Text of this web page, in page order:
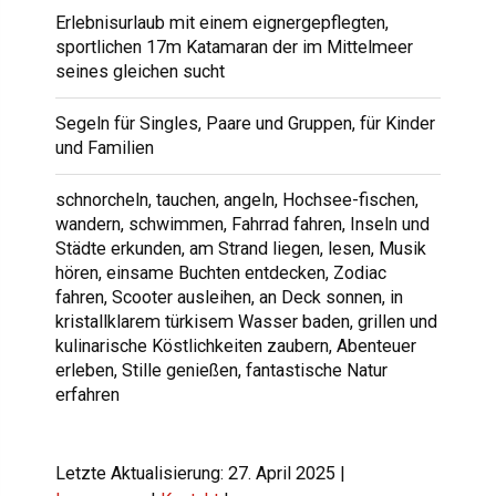
Erlebnisurlaub mit einem eignergepflegten,
sportlichen 17m Katamaran der im Mittelmeer
seines gleichen sucht
Segeln für Singles, Paare und Gruppen, für Kinder
und Familien
schnorcheln, tauchen, angeln, Hochsee-fischen,
wandern, schwimmen, Fahrrad fahren, Inseln und
Städte erkunden, am Strand liegen, lesen, Musik
hören, einsame Buchten entdecken, Zodiac
fahren, Scooter ausleihen, an Deck sonnen, in
kristallklarem türkisem Wasser baden, grillen und
kulinarische Köstlichkeiten zaubern, Abenteuer
erleben, Stille genießen, fantastische Natur
erfahren
Letzte Aktualisierung: 27. April 2025 |